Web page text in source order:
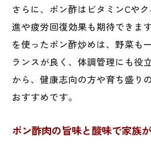
ポン酢肉料理に片栗
り食感
定番おかずを変える！ポ
ポン酢肉じゃがで定
ンジ
ポン酢肉巻きで旬野菜
ポン酢肉団子が家族
さらに、ポン酢はビタミンCや
進や疲労回復効果も期待できま
を使ったポン酢炒めは、野菜も
ランスが良く、体調管理にも役
から、健康志向の方や育ち盛り
おすすめです。
ポン酢肉の旨味と酸味で家族